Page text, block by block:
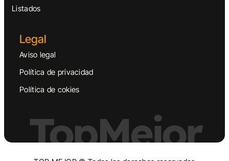
Listados
Legal
Aviso legal
Política de privacidad
Política de cokies
TopMejor